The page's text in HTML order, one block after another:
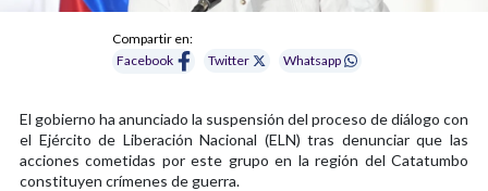
Compartir en:
Facebook
Twitter Whatsapp
El gobierno ha anunciado la suspensión del proceso de diálogo con
el Ejército de Liberación Nacional (ELN) tras denunciar que las
acciones cometidas por este grupo en la región del Catatumbo
constituyen crímenes de guerra.